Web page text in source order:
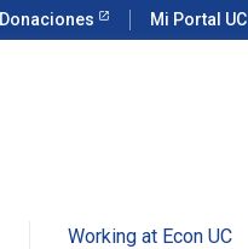
Donaciones Mi Portal UC
Working at Econ UC